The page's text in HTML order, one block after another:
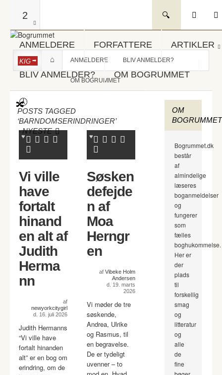
2
ANMELDERE FORFATTERE ARTIKLER
BLIV ANMELDER? OM BOGRUMMET
KIG ANMELDERE BLIV ANMELDER?
OM BOGRUMMET
POSTS TAGGED
‘BARNDOMSERINDRINGER’
-NYESTE
Vi ville
have
fortalt
hinand
en alt af
Judith
Herma
nn
af
newyorkcitygirl
d. 16. juli 2026
Judith Hermanns
“Vi ville have
fortalt hinanden
alt” er en bog om
erindring, om de
Søsken
defejde
n af
Moa
Herngr
en
af Vibeke Holm
Andersen
d. 19. marts
2026
Vi møder de tre
søskende,
Andrea, Ulrike
og Rasmus, til
en begravelse.
De er tydeligt
uvenner – to
OM
BOGRUMMET
Bogrummet.dk
består
af
almindelige
læseres
boganmeldelser
og
fungerer
som
fælles
boghukommelse.
Her er
der
plads
til
forskellig
smag
og
litteratur
og
alle
de
fine